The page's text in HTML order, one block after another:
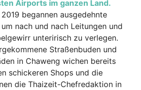
Airports im ganzen Land.
begannen ausgedehnte
nach und nach Leitungen und
unteririsch zu verlegen.
Straßenbuden und
in Chaweng wichen bereits
schickeren Shops und die
die Thaizeit-Chefredaktion in